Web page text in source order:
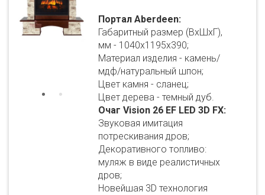
Портал Aberdeen:
Габаритный размер (ВхШхГ),
мм - 1040х1195х390;
Материал изделия - камень/
мдф/натуральный шпон;
Цвет камня - сланец;
Цвет дерева - темный дуб.
Очаг Vision 26 EF LED 3D FX:
Звуковая имитация
потрескивания дров;
Декоративного топливо:
муляж в виде реалистичных
дров;
Новейшая 3D технология